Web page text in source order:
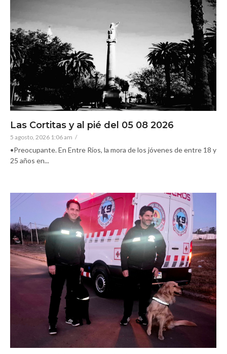
Las Cortitas y al pié del 05 08 2026
5 agosto, 2026 1:06 am /
•Preocupante. En Entre Ríos, la mora de los jóvenes de entre 18 y
25 años en...